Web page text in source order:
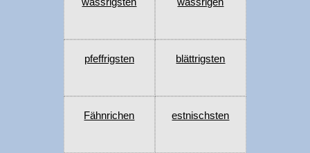
pfeffrigsten blättrigsten
Fähnrichen estnischsten